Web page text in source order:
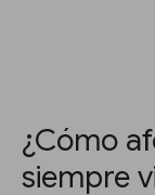
¿Cómo
siempre